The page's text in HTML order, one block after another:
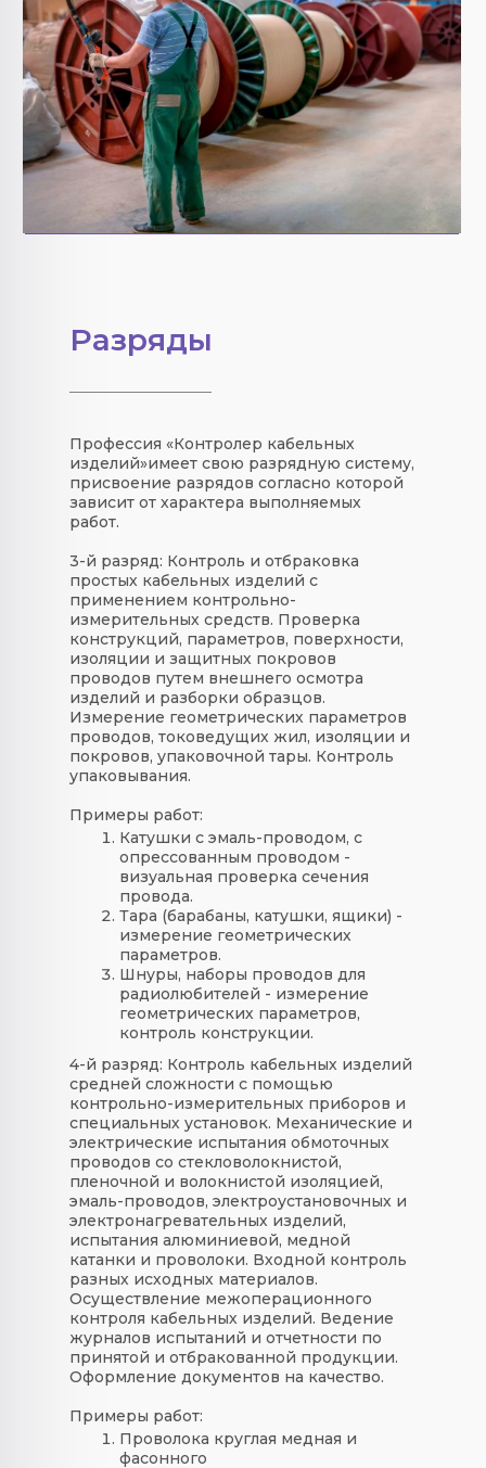
Разряды
Профессия «Контролер кабельных
изделий»имеет свою разрядную систему,
присвоение разрядов согласно которой
зависит от характера выполняемых
работ.
3-й разряд: Контроль и отбраковка
простых кабельных изделий с
применением контрольно-
измерительных средств. Проверка
конструкций, параметров, поверхности,
изоляции и защитных покровов
проводов путем внешнего осмотра
изделий и разборки образцов.
Измерение геометрических параметров
проводов, токоведущих жил, изоляции и
покровов, упаковочной тары. Контроль
упаковывания.
Примеры работ:
Катушки с эмаль-проводом, с
опрессованным проводом -
визуальная проверка сечения
провода.
Тара (барабаны, катушки, ящики) -
измерение геометрических
параметров.
Шнуры, наборы проводов для
радиолюбителей - измерение
геометрических параметров,
контроль конструкции.
4-й разряд: Контроль кабельных изделий
средней сложности с помощью
контрольно-измерительных приборов и
специальных установок. Механические и
электрические испытания обмоточных
проводов со стекловолокнистой,
пленочной и волокнистой изоляцией,
эмаль-проводов, электроустановочных и
электронагревательных изделий,
испытания алюминиевой, медной
катанки и проволоки. Входной контроль
разных исходных материалов.
Осуществление межоперационного
контроля кабельных изделий. Ведение
журналов испытаний и отчетности по
принятой и отбракованной продукции.
Оформление документов на качество.
Примеры работ:
Проволока круглая медная и
фасонного